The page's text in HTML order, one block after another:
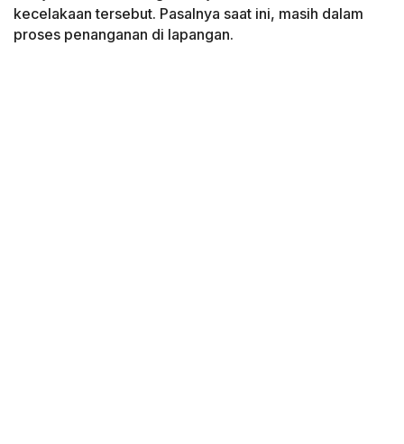
kecelakaan tersebut. Pasalnya saat ini, masih dalam
proses penanganan di lapangan.